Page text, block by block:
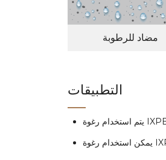
مضاد للرطوبة
التطبيقات